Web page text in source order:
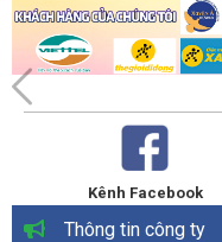
Kênh Facebook
Thông tin công ty